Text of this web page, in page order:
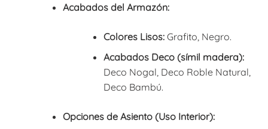
Acabados del Armazón:
Colores Lisos: Grafito, Negro.
Acabados Deco (símil madera):
Deco Nogal, Deco Roble Natural,
Deco Bambú.
Opciones de Asiento (Uso Interior):